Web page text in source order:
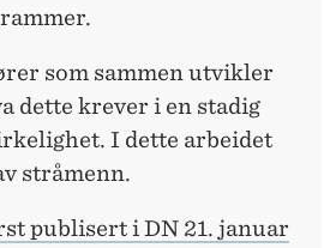
som sammen utvikler
dette krever i en stadig
I dette arbeidet
stråmenn.
publisert i DN 21. januar